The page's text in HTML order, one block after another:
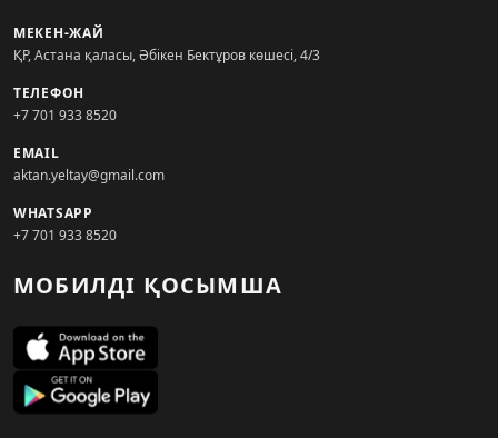
МЕКЕН-ЖАЙ
ҚР, Астана қаласы, Әбікен Бектұров көшесі, 4/3
ТЕЛЕФОН
+7 701 933 8520
EMAIL
aktan.yeltay@gmail.com
WHATSAPP
+7 701 933 8520
МОБИЛДІ ҚОСЫМША